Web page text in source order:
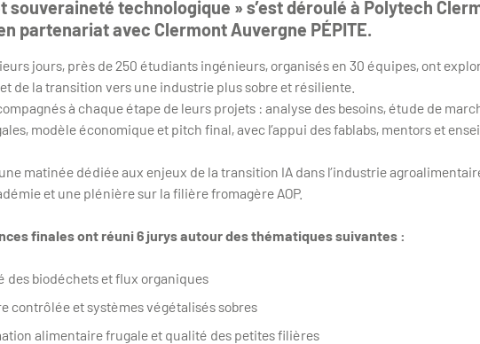
souveraineté technologique » s’est déroulé à Polytech
partenariat avec Clermont Auvergne PÉPITE.
jours, près de 250 étudiants ingénieurs, organisés en 30 équipes, ont
et de la transition vers une industrie plus sobre et résiliente.
à chaque étape de leurs projets : analyse des besoins, étude de
modèle économique et pitch final, avec l’appui des fablabs, mentors et
matinée dédiée aux enjeux de la transition IA dans l’industrie
et une plénière sur la filière fromagère AOP.
finales ont réuni 6 jurys autour des thématiques suivantes :
des biodéchets et flux organiques
contrôlée et systèmes végétalisés sobres
alimentaire frugale et qualité des petites filières